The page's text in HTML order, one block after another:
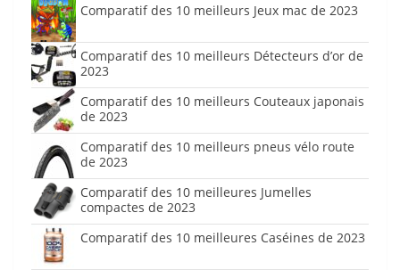
Comparatif des 10 meilleurs Jeux mac de 2023
Comparatif des 10 meilleurs Détecteurs d’or de
2023
Comparatif des 10 meilleurs Couteaux japonais
de 2023
Comparatif des 10 meilleurs pneus vélo route
de 2023
Comparatif des 10 meilleures Jumelles
compactes de 2023
Comparatif des 10 meilleures Caséines de 2023